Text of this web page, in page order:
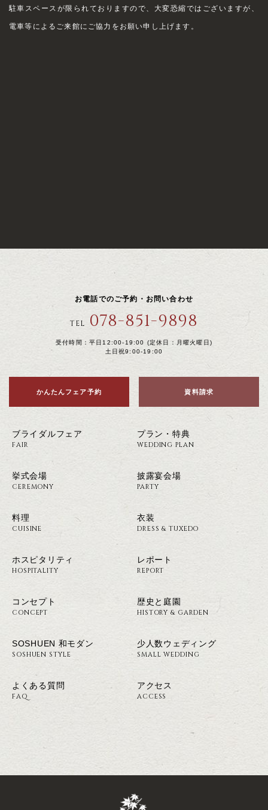
駐車スペースが限られておりますので、大変恐縮ではございますが、
電車等によるご来館にご協力をお願い申し上げます。
お電話でのご予約・お問い合わせ
TEL 078-851-9898
受付時間：平日12:00-19:00 (定休日：月曜火曜日)
土日祝9:00-19:00
かんたんフェア予約 資料請求
ブライダルフェア
FAIR
プラン・特典
WEDDING PLAN
挙式会場
CEREMONY
披露宴会場
PARTY
料理
CUISINE
衣装
DRESS & TUXEDO
ホスピタリティ
HOSPITALITY
レポート
REPORT
コンセプト
CONCEPT
歴史と庭園
HISTORY & GARDEN
SOSHUEN 和モダン
SOSHUEN STYLE
少人数ウェディング
SMALL WEDDING
よくある質問
FAQ
アクセス
ACCESS